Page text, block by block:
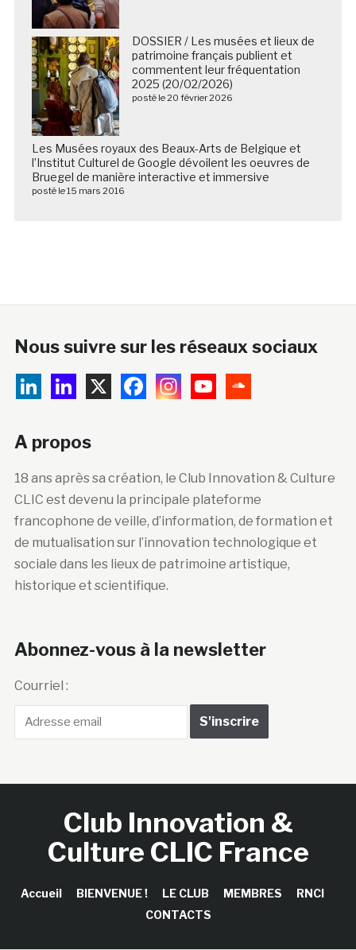
DOSSIER / Les musées et lieux de
patrimoine français publient et
commentent leur fréquentation
2025 (20/02/2026)
posté le 20 février 2026
Les Musées royaux des Beaux-Arts de Belgique et
l’Institut Culturel de Google dévoilent les oeuvres de
Bruegel de manière interactive et immersive
posté le 15 mars 2016
Nous suivre sur les réseaux sociaux
A propos
18 ans après sa création, le Club Innovation & Culture
CLIC est devenu la principale plateforme
francophone de veille, d’information, de formation et
de mutualisation sur l’innovation technologique et
sociale dans les lieux de patrimoine artistique,
historique et scientifique.
Abonnez-vous à la newsletter
Courriel :
Club Innovation &
Culture CLIC France
Accueil BIENVENUE ! LE CLUB MEMBRES
RNCI
CONTACTS